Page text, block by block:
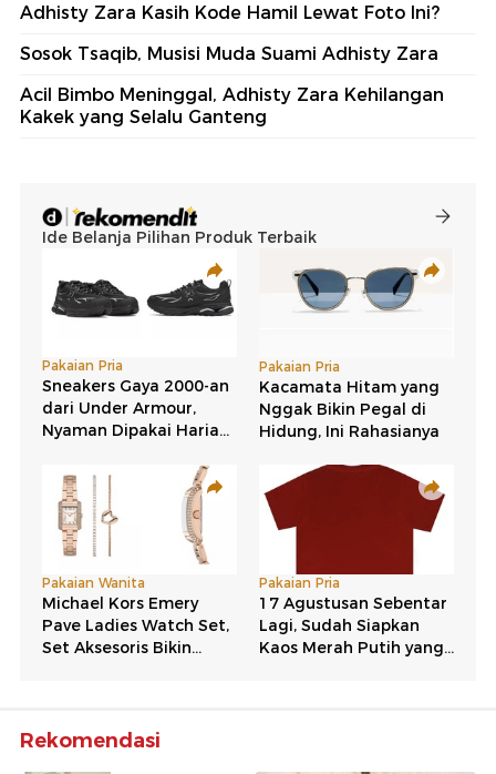
Adhisty Zara Kasih Kode Hamil Lewat Foto Ini?
Sosok Tsaqib, Musisi Muda Suami Adhisty Zara
Acil Bimbo Meninggal, Adhisty Zara Kehilangan
Kakek yang Selalu Ganteng
Rekomendasi